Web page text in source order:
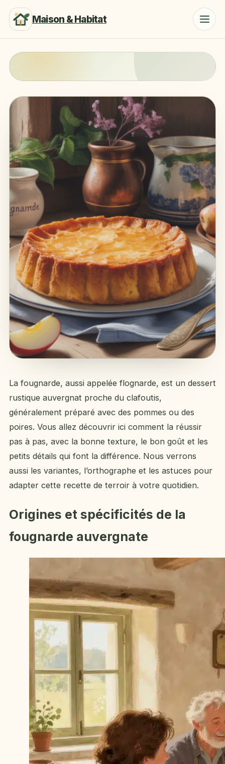
Maison & Habitat
La fougnarde, aussi appelée flognarde, est un dessert
rustique auvergnat proche du clafoutis,
généralement préparé avec des pommes ou des
poires. Vous allez découvrir ici comment la réussir
pas à pas, avec la bonne texture, le bon goût et les
petits détails qui font la différence. Nous verrons
aussi les variantes, l’orthographe et les astuces pour
adapter cette recette de terroir à votre quotidien.
Origines et spécificités de la
fougnarde auvergnate